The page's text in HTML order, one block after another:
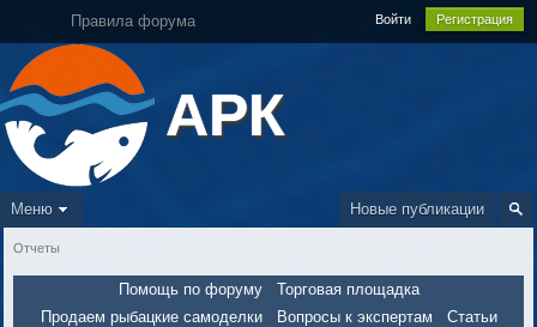
Правила форума Войти Регистрация
АРК
Новые публикации
Меню
Отчеты
Помощь по форуму
Торговая площадка
Продаем рыбацкие самоделки
Вопросы к экспертам
Статьи